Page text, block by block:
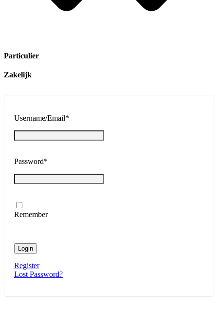
Particulier
Zakelijk
Username/Email*
Password*
Remember
Login
Register
Lost Password?